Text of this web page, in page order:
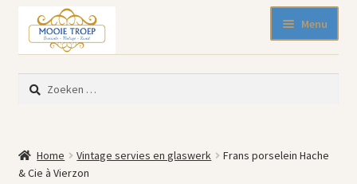
door
naar
navigatie
naar
de
inhoud
Menu
Nieuw binnen
Blikken
Zoeken
naar:
Home Vintage servies en glaswerk
Frans porselein Hache
& Cie à Vierzon